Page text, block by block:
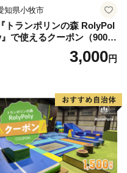
知県小牧市
『トランポリンの森 RolyPol
で使えるクーポン（900
3,000円